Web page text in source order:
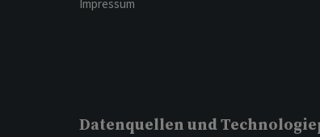
Impressum
Datenquellen und